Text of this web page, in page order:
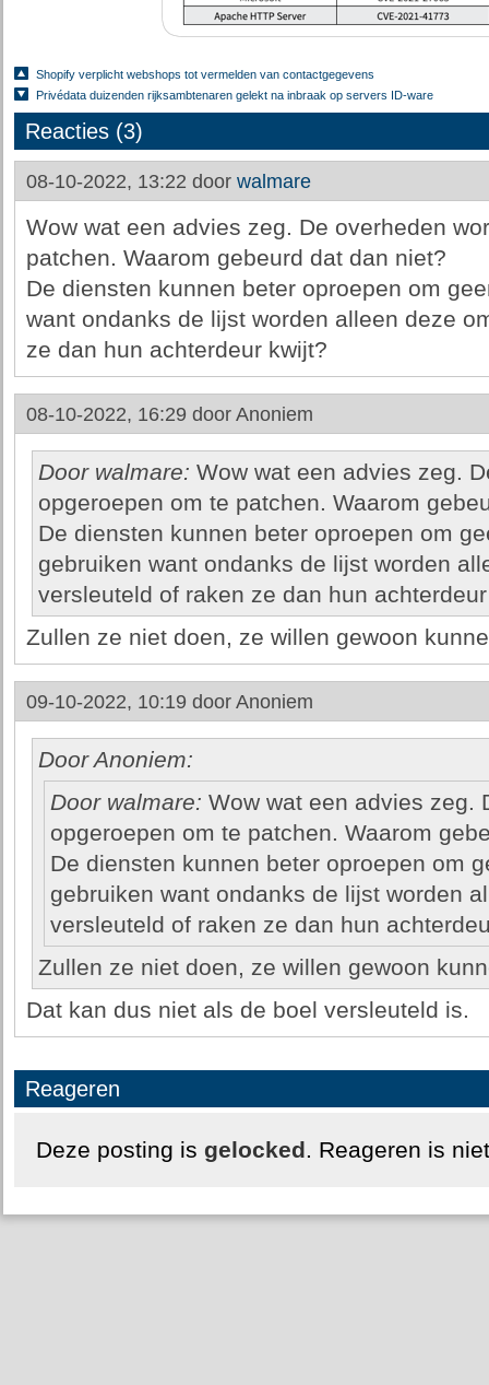
Shopify verplicht webshops tot vermelden van contactgegevens
Privédata duizenden rijksambtenaren gelekt na inbraak op servers ID-ware
Reacties (3)
08-10-2022, 13:22 door walmare
Wow wat een advies zeg. De overheden
patchen. Waarom gebeurd dat dan niet?
De diensten kunnen beter oproepen om
want ondanks de lijst worden alleen deze
ze dan hun achterdeur kwijt?
08-10-2022, 16:29 door Anoniem
Door walmare: Wow wat een advies zeg.
opgeroepen om te patchen. Waarom
De diensten kunnen beter oproepen om
gebruiken want ondanks de lijst worden
versleuteld of raken ze dan hun
Zullen ze niet doen, ze willen gewoon
09-10-2022, 10:19 door Anoniem
Door Anoniem:
Door walmare: Wow wat een advies zeg.
opgeroepen om te patchen. Waarom
De diensten kunnen beter oproepen om
gebruiken want ondanks de lijst worden
versleuteld of raken ze dan hun
Zullen ze niet doen, ze willen gewoon
Dat kan dus niet als de boel versleuteld is.
Reageren
Deze posting is gelocked. Reageren is